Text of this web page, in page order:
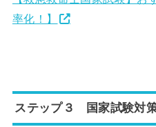
率化！】
ステップ３ 国家試験対策